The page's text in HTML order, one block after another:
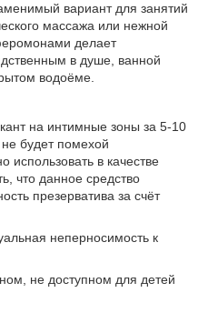
вариант для занятий
массажа или нежной
делает
в душе, ванной
водоёме.
на интимные зоны за 5-10
будет помехой
использовать в качестве
что данное средство
презерватива за счёт
неперносимость к
не доступном для детей